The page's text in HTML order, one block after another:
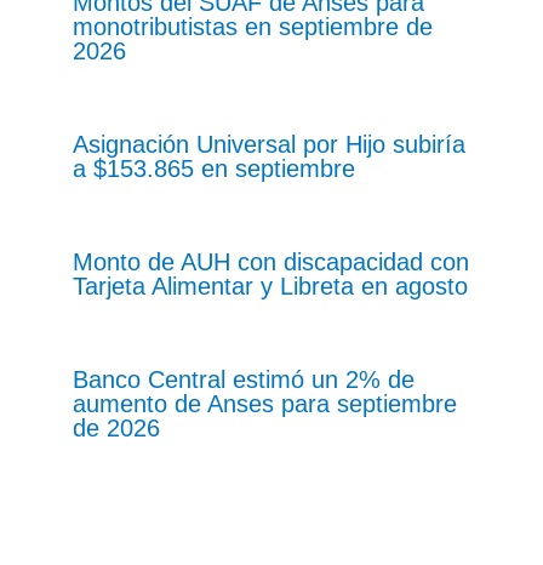
monotributistas en septiembre de
2026
Asignación Universal por Hijo subiría
a $153.865 en septiembre
Monto de AUH con discapacidad con
Tarjeta Alimentar y Libreta en agosto
Banco Central estimó un 2% de
aumento de Anses para septiembre
de 2026